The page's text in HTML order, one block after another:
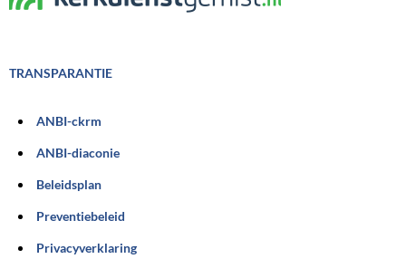
TRANSPARANTIE
ANBI-ckrm
ANBI-diaconie
Beleidsplan
Preventiebeleid
Privacyverklaring